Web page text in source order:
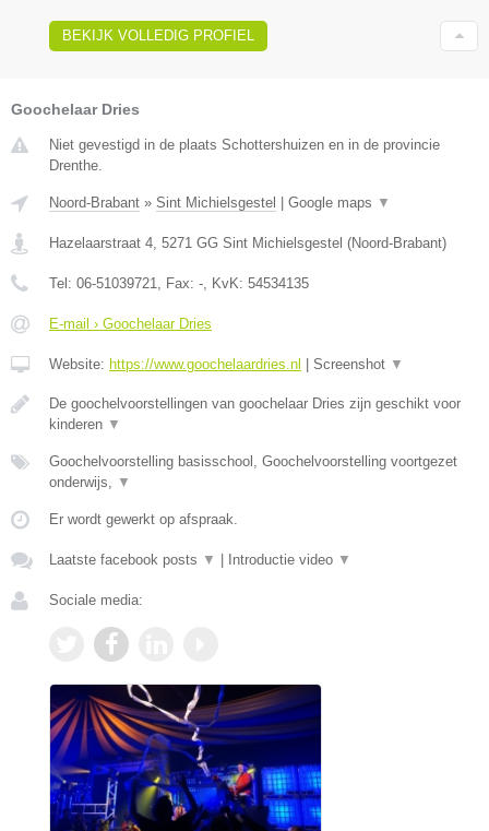
BEKIJK VOLLEDIG PROFIEL
Goochelaar Dries
Niet gevestigd in de plaats Schottershuizen en in de provincie
Drenthe.
Noord-Brabant » Sint Michielsgestel Google maps ▼
Hazelaarstraat 4, 5271 GG Sint Michielsgestel (Noord-Brabant)
Tel: 06-51039721, Fax: -, KvK: 54534135
E-mail › Goochelaar Dries
Website: https://www.goochelaardries.nl Screenshot ▼
De goochelvoorstellingen van goochelaar Dries zijn geschikt voor
kinderen ▼
Goochelvoorstelling basisschool, Goochelvoorstelling voortgezet
onderwijs, ▼
Er wordt gewerkt op afspraak.
Laatste facebook posts ▼ Introductie video ▼
Sociale media: